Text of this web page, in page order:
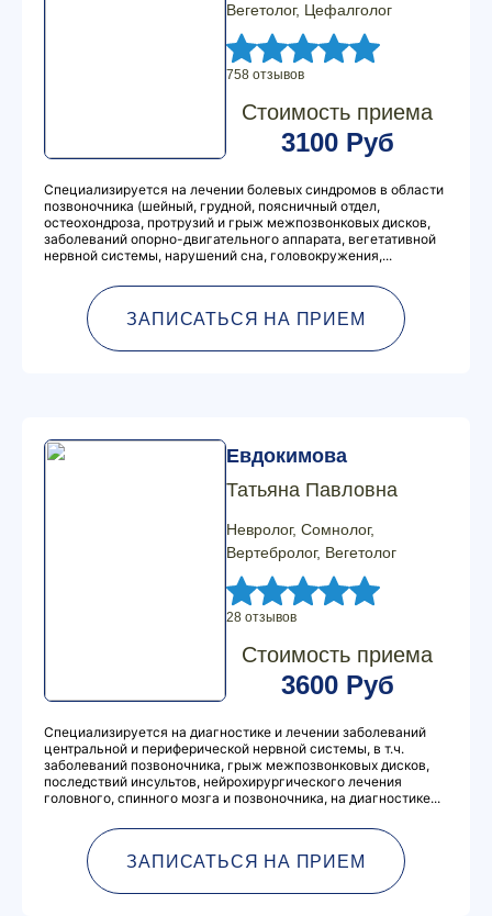
Вегетолог, Цефалголог
758 отзывов
Стоимость приема
3100 Руб
Специализируется на лечении болевых синдромов в области
позвоночника (шейный, грудной, поясничный отдел,
остеохондроза, протрузий и грыж межпозвонковых дисков,
заболеваний опорно-двигательного аппарата, вегетативной
нервной системы, нарушений сна, головокружения,...
ЗАПИСАТЬСЯ НА ПРИЕМ
Евдокимова
Татьяна Павловна
Невролог, Сомнолог,
Вертебролог, Вегетолог
28 отзывов
Стоимость приема
3600 Руб
Специализируется на диагностике и лечении заболеваний
центральной и периферической нервной системы, в т.ч.
заболеваний позвоночника, грыж межпозвонковых дисков,
последствий инсультов, нейрохирургического лечения
головного, спинного мозга и позвоночника, на диагностике...
ЗАПИСАТЬСЯ НА ПРИЕМ